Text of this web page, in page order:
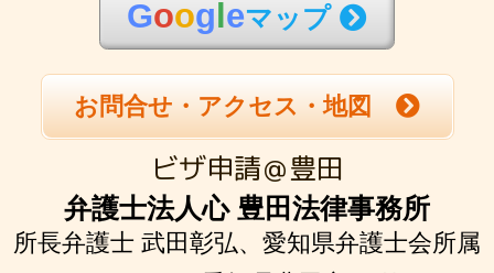
Goog eマップ
お問合せ・アクセス・地図
ビザ申請＠豊田
弁護士法人心 豊田法律事務所
所長弁護士 武田彰弘、 愛知県弁護士会所属